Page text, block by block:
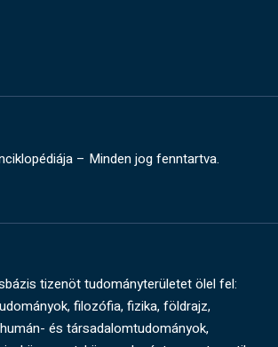
– Minden jog fenntartva.
tizenöt tudományterületet ölel fel:
filozófia, fizika, földrajz,
és társadalomtudományok,